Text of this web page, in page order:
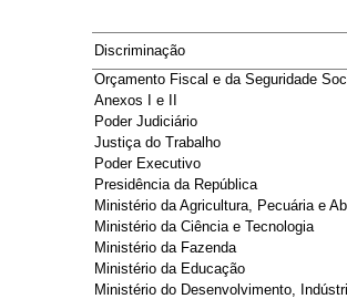
Discriminação
Orçamento Fiscal e da Seguridade
Anexos I e II
Poder Judiciário
Justiça do Trabalho
Poder Executivo
Presidência da República
Ministério da Agricultura, Pecuária e
Ministério da Ciência e Tecnologia
Ministério da Fazenda
Ministério da Educação
Ministério do Desenvolvimento,